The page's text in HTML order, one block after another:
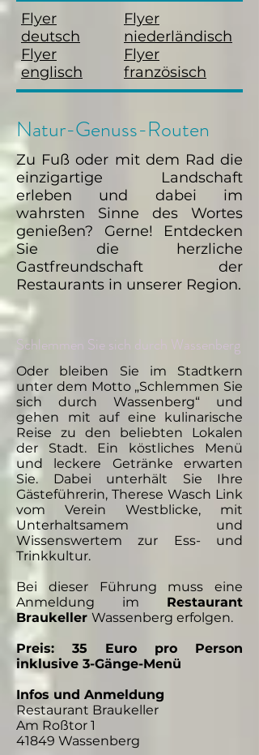
Flyer
deutsch
Flyer
englisch
Flyer
niederländisch
Flyer
französisch
Natur-Genuss-Routen
Zu Fuß oder mit dem Rad die
einzigartige Landschaft
erleben und dabei im
wahrsten Sinne des Wortes
genießen? Gerne! Entdecken
Sie die herzliche
Gastfreundschaft der
Restaurants in unserer Region.
Schlemmen Sie sich durch Wassenberg
Oder bleiben Sie im Stadtkern
unter dem Motto „Schlemmen Sie
sich durch Wassenberg“ und
gehen mit auf eine kulinarische
Reise zu den beliebten Lokalen
der Stadt. Ein köstliches Menü
und leckere Getränke erwarten
Sie. Dabei unterhält Sie Ihre
Gästeführerin, Therese Wasch Link
vom Verein Westblicke, mit
Unterhaltsamem und
Wissenswertem zur Ess- und
Trinkkultur.
Bei dieser Führung muss eine
Anmeldung im Restaurant
Braukeller Wassenberg erfolgen.
Preis: 35 Euro pro Person
inklusive 3-Gänge-Menü
Infos und Anmeldung
Restaurant Braukeller
Am Roßtor 1
41849 Wassenberg